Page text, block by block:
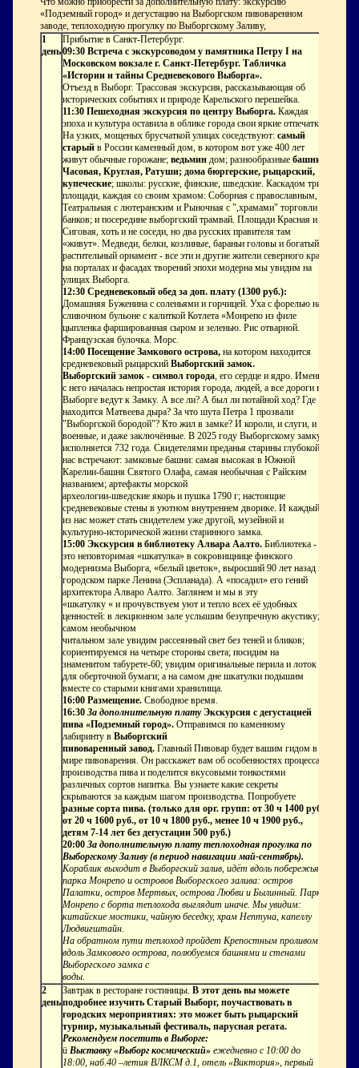
«Подземный город» и дегустацию на Выборгском пивоваренном
заводе, теплоходную прогулку по Выборгскому Заливу,
1
день
Прибытие в Санкт-Петербург.
09:30 Встреча с экскурсоводом у памятника Петру I на
Московском вокзале г. Санкт-Петербург. Табличка
«Истории и тайны Средневекового Выборга».
Отъезд в Выборг. Трассовая экскурсия, рассказывающая об
исторических событиях и природе Карельского перешейка.
11:30 Пешеходная экскурсия по центру Выборга. Каждая
эпоха и культура оставила в облике города свои яркие отпечатки.
На узких, мощеных брусчаткой улицах соседствуют: самый
старый в России каменный дом, в котором вот уже 400 лет
живут обычные горожане; ведьмин дом; разнообразные башни:
Часовая, Круглая, Ратуши; дома бюргерские, рыцарский,
купеческие; школы: русские, финские, шведские. Каскадом три
площади, каждая со своим храмом: Соборная с православным,
Театральная с лютеранским и Рыночная с ",храмами" торговли и
банков; и посередине выборгский трамвай. Площади Красная и
Сиговая, хоть и не соседи, но два русских правителя там
«живут». Медведи, белки, козлиные, бараньи головы и богатый
растительный орнамент - все эти и другие жители северного края
на порталах и фасадах творений эпохи модерна мы увидим на
улицах Выборга.
12:30 Средневековый обед за доп. плату (1300 руб.):
Домашняя Буженина с соленьями и горчицей. Уха с форелью на
сливочном бульоне с калиткой Котлета «Монрепо из филе
цыпленка фаршированная сыром и зеленью. Рис отварной.
Французская булочка. Морс.
14:00 Посещение Замкового острова, на котором находится
средневековый рыцарский Выборгский замок.
Выборгский замок - символ города, его сердце и ядро. Именно
с него началась непростая история города, людей, а все дороги в
Выборге ведут к Замку. А все ли? А был ли потайной ход? Где
находится Матвеева дыра? За что шута Петра 1 прозвали
"Выборгской бородой"? Кто жил в замке? И короли, и слуги, и
военные, и даже заключённые. В 2025 году Выборгскому замку
исполняется 732 года. Свидетелями преданья старины глубокой
нас встречают: замковые башни: самая высокая в Южной
Карелии-башня Святого Олафа, самая необычная с Райским
названием; артефакты морской
археологии-шведские якорь и пушка 1790 г; настоящие
средневековые стены в уютном внутреннем дворике. И каждый
из нас может стать свидетелем уже другой, музейной и
культурно-исторической жизни старинного замка.
15:00 Экскурсия в библиотеку Алвара Аалто. Библиотека -
это неповторимая «шкатулка» в сокровищнице финского
модернизма Выборга, «белый цветок», выросший 90 лет назад в
городском парке Ленина (Эспланада). А «посадил» его гений
архитектора Алваро Аалто. Заглянем и мы в эту
«шкатулку « и прочувствуем уют и тепло всех её удобных
ценностей: в лекционном зале услышим безупречную акустику; в
самом необычном
читальном зале увидим рассеянный свет без теней и бликов;
сориентируемся на четыре стороны света; посидим на
знаменитом табурете-60; увидим оригинальные перила и лоток
для оберточной бумаги; а на самом дне шкатулки подышим
вместе со старыми книгами хранилища.
16:00 Размещение. Свободное время.
16:30 За дополнительную платуЭкскурсия с дегустацией
пива «Подземный город». Отправимся по каменному
лабиринту в Выборгский
пивоваренный завод. Главный Пивовар будет вашим гидом в
мире пивоварения. Он расскажет вам об особенностях процесса
производства пива и поделится вкусовыми тонкостями
различных сортов напитка. Вы узнаете какие секреты
скрываются за каждым шагом производства. Попробуете
разные сорта пива. (только для орг. групп: от 30 ч 1400 руб.,
от 20 ч 1600 руб., от 10 ч 1800 руб., менее 10 ч 1900 руб.,
детям 7-14 лет без дегустации 500 руб.)
20:00 За дополнительную плату теплоходная прогулка по
Выборгскому Заливу (в период навигации май-сентябрь).
Кораблик выходит в Выборгский залив, идёт вдоль побережья
парка Монрепо и островов Выборгского залива: остров
Палатки, остров Мертвых, острова Любви и Былинный. Парк
Монрепо с борта теплохода выглядит иначе. Мы увидим:
китайские мостики, чайную беседку, храм Нептуна, капеллу
Людвигштайн.
На обратном пути теплоход пройдет Крепостным проливом
вдоль Замкового острова, полюбуемся башнями и стенами
Выборгского замка с
воды.
2
день
Завтрак в ресторане гостиницы. В этот день вы можете
подробнее изучить Старый Выборг, поучаствовать в
городских мероприятиях: это может быть рыцарский
турнир, музыкальный фестиваль, парусная регата.
Рекомендуем посетить в Выборге:
ü Выставку «Выборг космический» ежедневно с 10:00 до
18:00, наб.40 –летия ВЛКСМ д.1, отель «Виктория», первый